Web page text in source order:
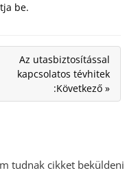
be.
Az utasbiztosítással
kapcsolatos tévhitek
:Következő »
tudnak cikket beküldeni